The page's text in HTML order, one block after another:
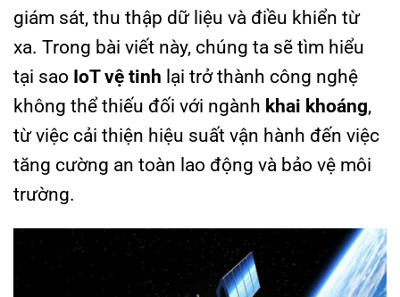
giám sát, thu thập dữ liệu và điều khiển từ
xa. Trong bài viết này, chúng ta sẽ tìm hiểu
tại sao IoT vệ tinh lại trở thành công nghệ
không thể thiếu đối với ngành khai khoáng,
từ việc cải thiện hiệu suất vận hành đến việc
tăng cường an toàn lao động và bảo vệ môi
trường.